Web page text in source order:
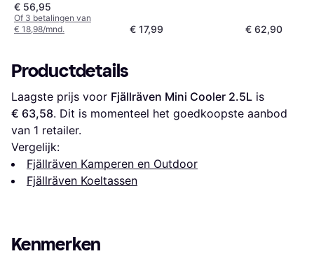
€ 56,95
Of 3 betalingen van
€ 18,98/mnd.
€ 17,99 € 62,90
Productdetails
Laagste prijs voor Fjällräven Mini Cooler 2.5L
€ 63,58. Dit is momenteel het goedkoopste aanbod
van 1 retailer.
Vergelijk:
Fjällräven Kamperen en Outdoor
Fjällräven Koeltassen
Kenmerken